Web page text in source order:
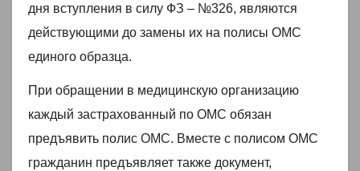
дня вступления в силу ФЗ – №326, являются
действующими до замены их на полисы ОМС
единого образца.
При обращении в медицинскую организацию
каждый застрахованный по ОМС обязан
предъявить полис ОМС. Вместе с полисом ОМС
гражданин предъявляет также документ,